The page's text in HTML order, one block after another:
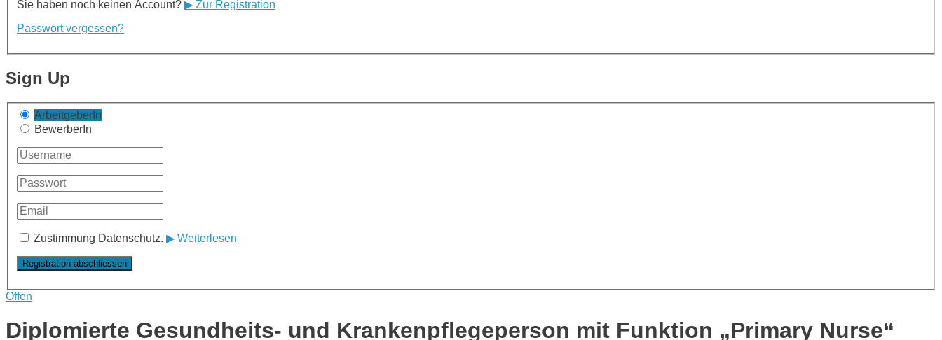
Sie haben noch keinen Account? ▶ Zur Registration
Passwort vergessen?
Sign Up
ArbeitgeberIn
BewerberIn
Zustimmung Datenschutz. ▶ Weiterlesen
Offen
Diplomierte Gesundheits- und Krankenpflegeperson mit Funktion „Primary Nurse“